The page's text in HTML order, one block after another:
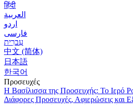
हिंदी
العربية
اردو
فارسی
עִברִית
中文 (简体)
日本語
한국어
Προσευχές
Η Βασίλισσα της Προσευχής: Το Ιερό
Διάφορες Προσευχές, Αφιερώσεις και